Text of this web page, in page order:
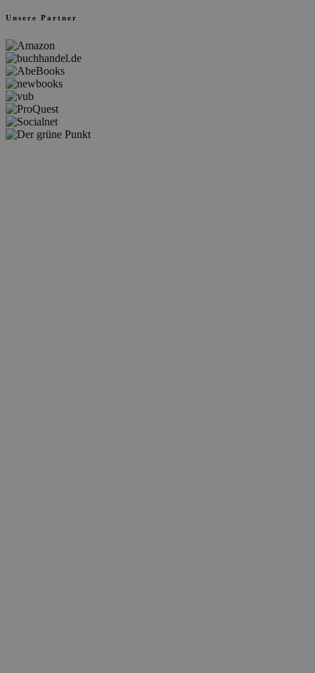
Unsere Partner